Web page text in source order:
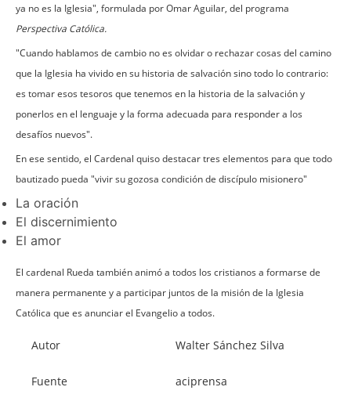
ya no es la Iglesia", formulada por Omar Aguilar, del programa
Perspectiva Católica.
"Cuando hablamos de cambio no es olvidar o rechazar cosas del camino
que la Iglesia ha vivido en su historia de salvación sino todo lo contrario:
es tomar esos tesoros que tenemos en la historia de la salvación y
ponerlos en el lenguaje y la forma adecuada para responder a los
desafíos nuevos".
En ese sentido, el Cardenal quiso destacar tres elementos para que todo
bautizado pueda "vivir su gozosa condición de discípulo misionero"
La oración
El discernimiento
El amor
El cardenal Rueda también animó a todos los cristianos a formarse de
manera permanente y a participar juntos de la misión de la Iglesia
Católica que es anunciar el Evangelio a todos.
Autor Walter Sánchez Silva
Fuente aciprensa